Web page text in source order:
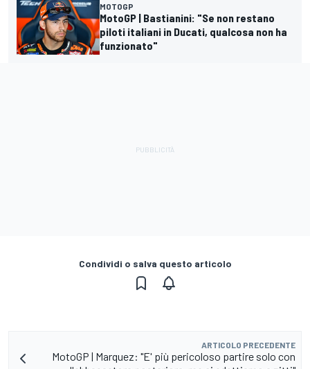
MOTOGP
MotoGP | Bastianini: "Se non restano
piloti italiani in Ducati, qualcosa non ha
funzionato"
Condividi o salva questo articolo
ARTICOLO PRECEDENTE
MotoGP | Marquez: "E' più pericoloso partire solo con